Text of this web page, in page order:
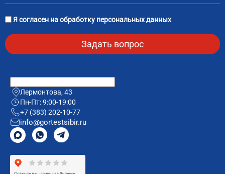
Я согласен наобработку персональных данных
Лермонтова, 43
Пн-Пт: 9:00-19:00
+7 (383) 202-10-77
info@gortestsibir.ru